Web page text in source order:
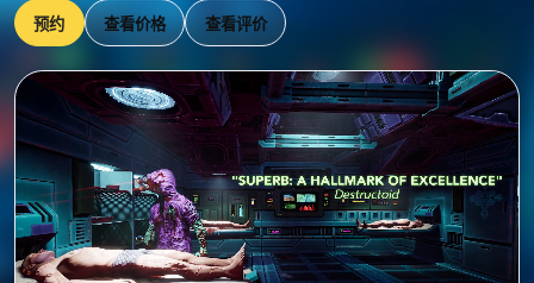
预约 查看价格 查看评价